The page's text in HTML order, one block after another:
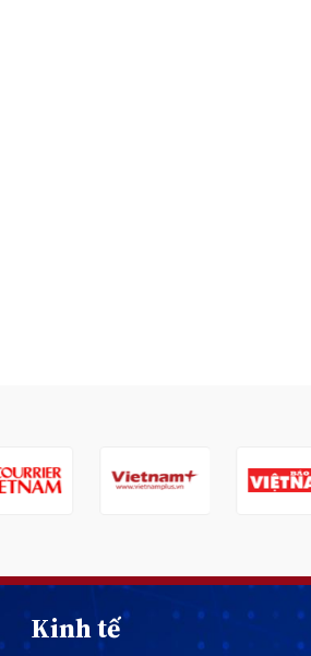
Kinh tế